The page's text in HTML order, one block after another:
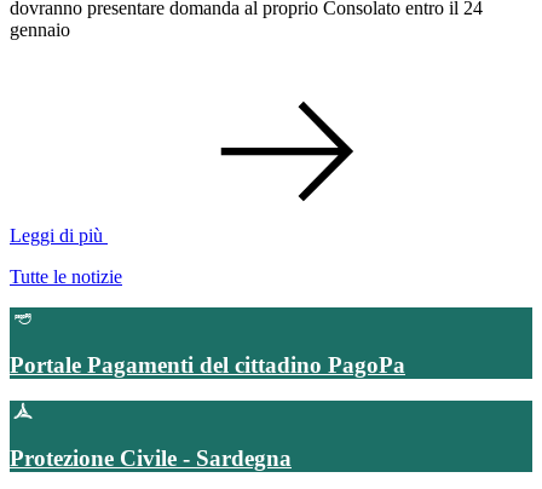
dovranno presentare domanda al proprio Consolato entro il 24
gennaio
Leggi di più
Tutte le notizie
Portale Pagamenti del cittadino PagoPa
Protezione Civile - Sardegna